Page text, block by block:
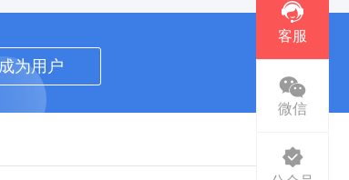
成为用户
客服
微信